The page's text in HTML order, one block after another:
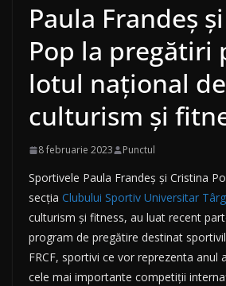
Paula Frandeș
Pop la pregătiri
lotul național de
culturism și
8 februarie 2023 Punctul
Sportivele Paula Frandeș și Cristina
secția Clubului Sportiv Universitar
culturism și fitness, au luat recent
program de pregătire destinat
FRCF, sportivi ce vor reprezenta anul
cele mai importante competiții